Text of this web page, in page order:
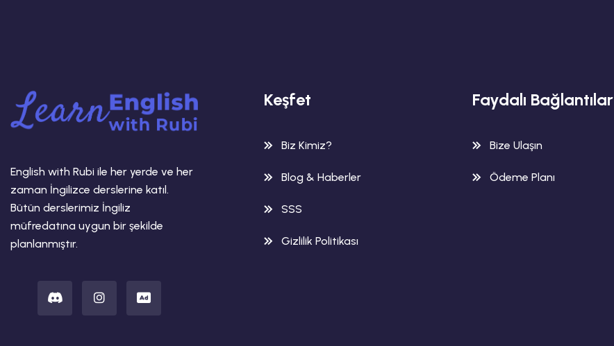
English with Rubi ile her yerde ve her
zaman İngilizce derslerine katıl.
Bütün derslerimiz İngiliz
müfredatına uygun bir şekilde
planlanmıştır.
Keşfet
Biz Kimiz?
Blog & Haberler
SSS
Gizlilik Politikası
Faydalı Bağlantılar
Bize Ulaşın
Ödeme Planı